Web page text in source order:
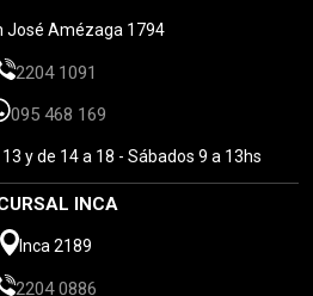
José Amézaga 1794
2204 1091
095 468 169
y de 14 a 18 - Sábados 9 a 13hs
INCA
Inca 2189
2204 0886